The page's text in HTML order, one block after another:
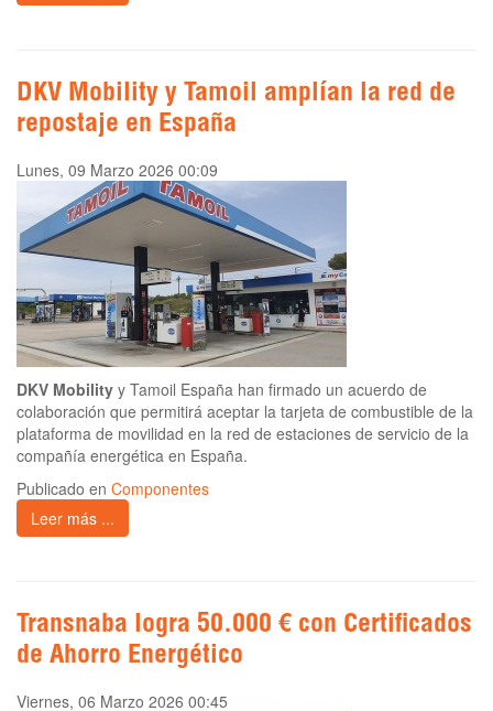
DKV Mobility y Tamoil amplían la red de
repostaje en España
Lunes, 09 Marzo 2026 00:09
DKV Mobility y Tamoil España han firmado un acuerdo de
colaboración que permitirá aceptar la tarjeta de combustible de la
plataforma de movilidad en la red de estaciones de servicio de la
compañía energética en España.
Publicado en Componentes
Leer más ...
Transnaba logra 50.000 € con Certificados
de Ahorro Energético
Viernes, 06 Marzo 2026 00:45